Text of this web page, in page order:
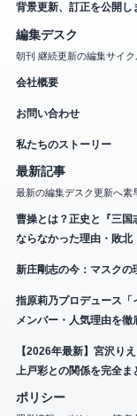
背景更新、訂正を公開し
編集デスク
朝刊 継続更新の編集サイク
会社概要
お問い合わせ
私たちのストーリー
最新記事
最新の編集デスク更新へ素
曹操とは？正史と『三
ならなかった理由・敗
新庄剛志の今：マスク
指原莉乃プロデュース
メンバー・人気理由を徹
【2026年最新】宮沢り
上戸彩との関係を完全ま
ポリシー